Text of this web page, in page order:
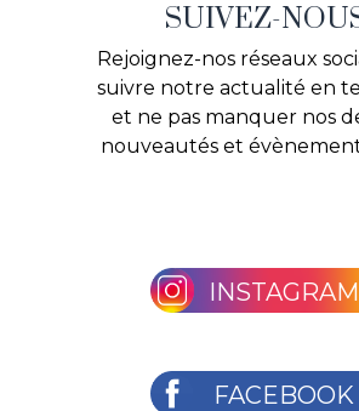
SUIVEZ-
Rejoignez-nos réseaux
suivre notre actualité en
et ne pas manquer nos
nouveautés et
INSTAGRAM
FACEBOOK